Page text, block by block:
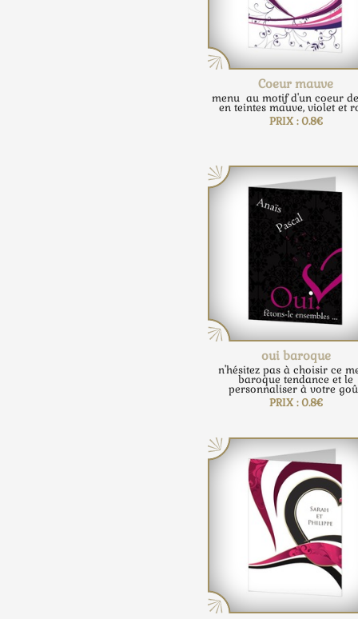
Coeur mauve
menu au motif d'un coeur
en teintes mauve, violet et
PRIX : 0.8€
oui baroque
n'hésitez pas à choisir ce
baroque tendance et le
personnaliser à votre
PRIX : 0.8€